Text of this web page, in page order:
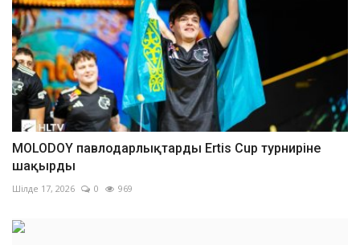
MOLODOY павлодарлықтарды Ertis Cup турниріне
шақырды
Шілде 17, 2026 0 969